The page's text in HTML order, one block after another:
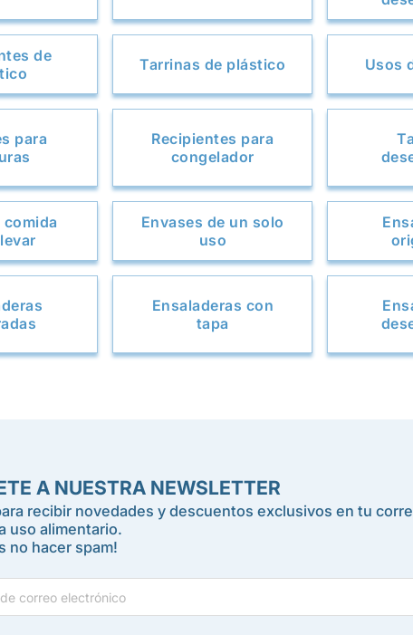
de
Tarrinas de plástico Usos
para
Recipientes para
congelador
comida
Envases de un solo
uso
Ensaladeras con
tapa
A NUESTRA NEWSLETTER
recibir novedades y descuentos exclusivos en tu
uso alimentario.
no hacer spam!